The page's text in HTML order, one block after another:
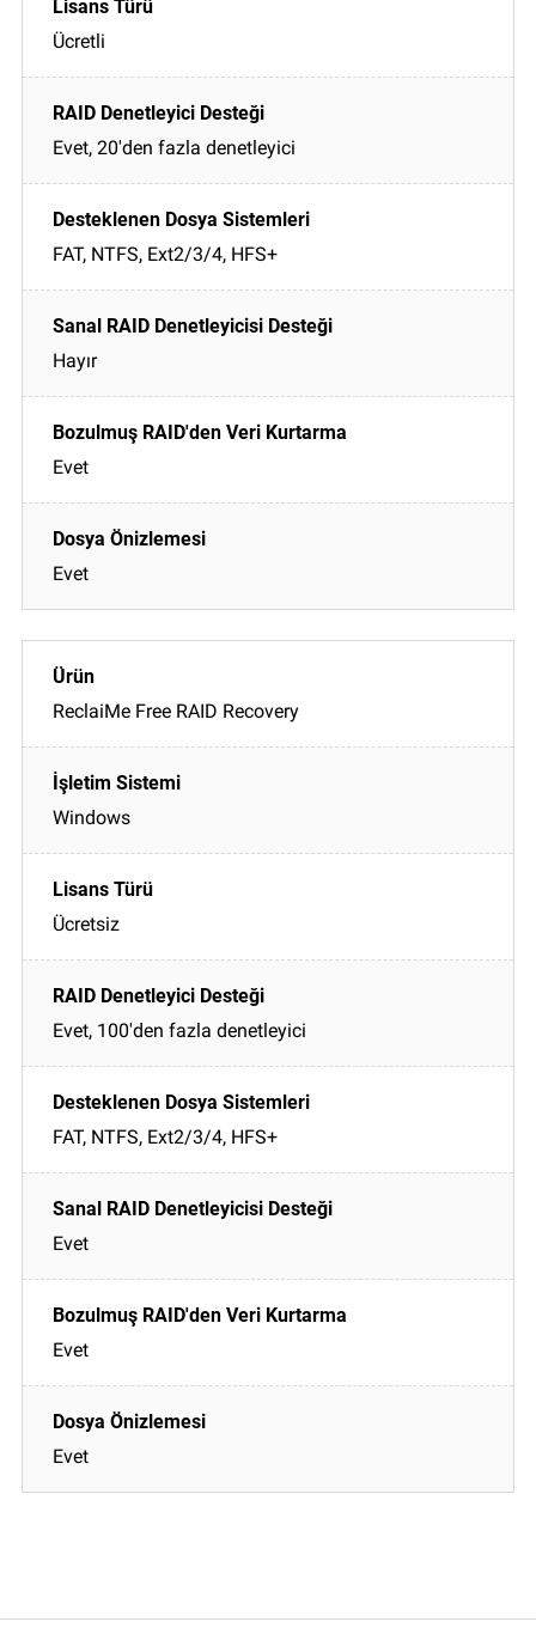
Ücretli
Evet, 20'den fazla denetleyici
FAT, NTFS, Ext2/3/4, HFS+
Hayır
Evet
Evet
ReclaiMe Free RAID Recovery
Windows
Ücretsiz
Evet, 100'den fazla denetleyici
FAT, NTFS, Ext2/3/4, HFS+
Evet
Evet
Evet